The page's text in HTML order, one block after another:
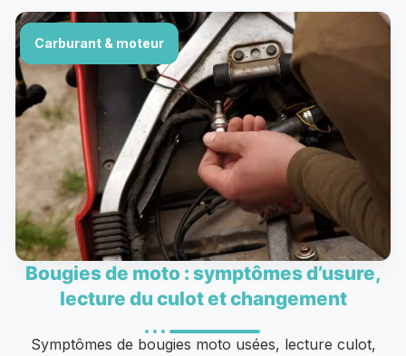
Carburant & moteur
Bougies de moto : symptômes d’usure,
lecture du culot et changement
Symptômes de bougies moto usées, lecture culot,